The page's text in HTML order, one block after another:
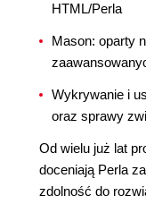
HTML/Perla
Mason: oparty
Wykrywanie i
oraz sprawy
Od wielu już lat
doceniają Perla
zdolność do